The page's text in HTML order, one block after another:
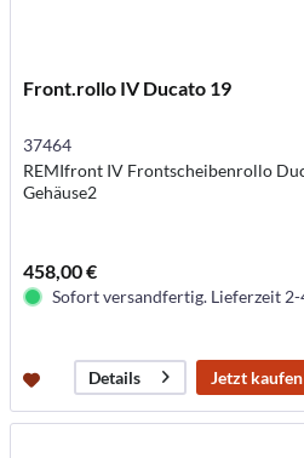
Front.rollo IV Ducato 19
37464
REMIfront IV Frontscheibenrollo
Gehäuse2
458,00 €
Sofort versandfertig. Lieferzeit 2-
Details Jetzt kaufen